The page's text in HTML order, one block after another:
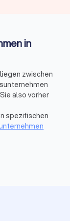
200–320 €
240–400 €
€ pro
in
zwischen
also vorher
spezifischen